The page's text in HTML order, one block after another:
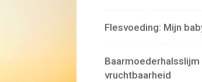
Flesvoeding: Mijn
vruchtbaarheid